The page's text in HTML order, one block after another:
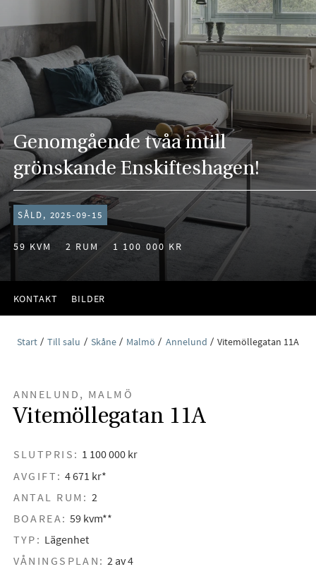
Genomgående tvåa intill
grönskande Enskifteshagen!
SÅLD, 2025-09-15
59 KVM 2 RUM 1 100 000 KR
KONTAKT BILDER
Start Till salu Skåne Malmö Annelund Vitemöllegatan 11A
ANNELUND, MALMÖ
Vitemöllegatan 11A
SLUTPRIS: 1 100 000 kr
AVGIFT: 4 671 kr*
ANTAL RUM: 2
BOAREA: 59 kvm**
TYP: Lägenhet
VÅNINGSPLAN: 2 av 4